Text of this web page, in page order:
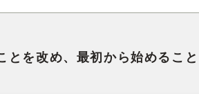
とを改め、最初から始めるこ